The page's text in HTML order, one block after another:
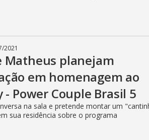
2021
Matheus planejam
em homenagem ao
- Power Couple Brasil 5
na sala e pretende montar um
sua residência sobre o programa